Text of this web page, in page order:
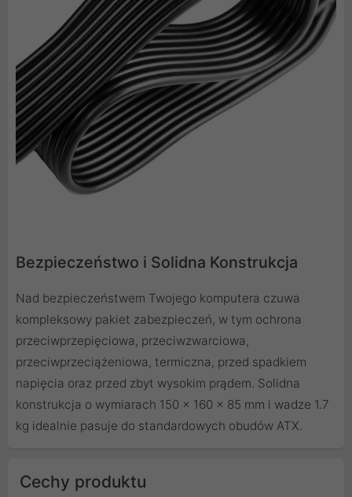
Bezpieczeństwo i Solidna Konstrukcja
Nad bezpieczeństwem Twojego komputera czuwa
kompleksowy pakiet zabezpieczeń, w tym ochrona
przeciwprzepięciowa, przeciwzwarciowa,
przeciwprzeciążeniowa, termiczna, przed spadkiem
napięcia oraz przed zbyt wysokim prądem. Solidna
konstrukcja o wymiarach 150 x 160 x 85 mm i wadze 1.7
kg idealnie pasuje do standardowych obudów ATX.
Cechy produktu